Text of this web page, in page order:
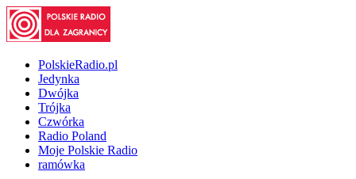
PolskieRadio.pl
Jedynka
Dwójka
Trójka
Czwórka
Radio Poland
Moje Polskie Radio
ramówka